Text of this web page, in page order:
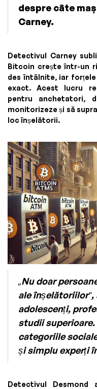
despre câte
Carney.
Detectivul Carney
Bitcoin crește într-un
des întâlnite, iar
exact. Acest lucru
pentru anchetatori,
monitorizeze și să
loc înșelătorii.
„Nu doar
ale înșelătoriilor”,
adolescenți,
studii
categoriile
și simplu experți
Detectivul Desmond